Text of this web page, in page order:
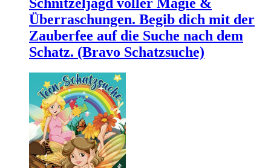
Überraschungen. Begib dich mit der
Zauberfee auf die Suche nach dem
Schatz. (Bravo Schatzsuche)